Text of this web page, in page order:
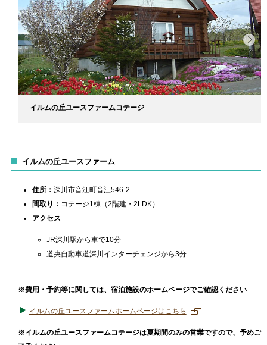
イルムの丘ユースファームコテージ
イルムの丘ユースファーム
住所： 深川市音江町音江546-2
間取り： コテージ1棟（2階建・2LDK）
アクセス
JR深川駅から車で10分
道央自動車道深川インターチェンジから3分
※費用・予約等に関しては、宿泊施設のホームページでご確認ください
イルムの丘ユースファームホームページはこちら
規
※イルムの丘ユースファームコテージは夏期間のみの営業ですので、予めご